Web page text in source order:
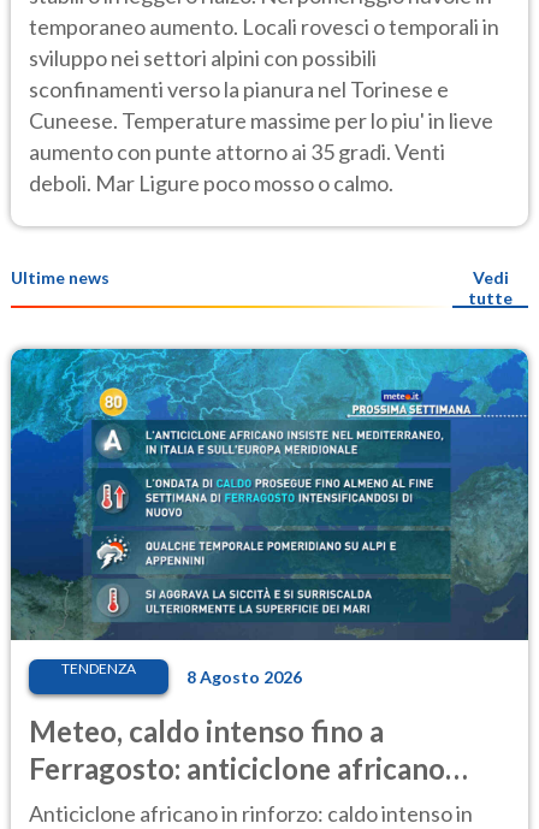
temporaneo aumento. Locali rovesci o temporali in
sviluppo nei settori alpini con possibili
sconfinamenti verso la pianura nel Torinese e
Cuneese. Temperature massime per lo piu' in lieve
aumento con punte attorno ai 35 gradi. Venti
deboli. Mar Ligure poco mosso o calmo.
Ultime news
Vedi
tutte
TENDENZA 8 Agosto 2026
Meteo, caldo intenso fino a
Ferragosto: anticiclone africano
ancora protagonista
Anticiclone africano in rinforzo: caldo intenso in